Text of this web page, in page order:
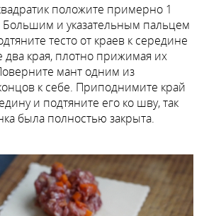
положите примерно 1
Большим и указательным пальцем
тесто от краев к середине
два края, плотно прижимая их
мант одним из
к себе. Приподнимите край
и подтяните его ко шву, так
была полностью закрыта.